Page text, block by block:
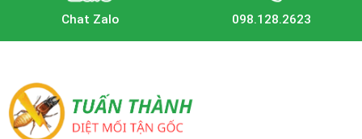
Chat Zalo 098.128.2623